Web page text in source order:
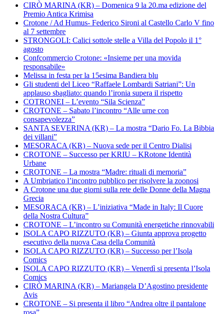
CIRÒ MARINA (KR) – Domenica 9 la 20.ma edizione del
Premio Antica Krimisa
Crotone / Ad Humus- Federico Sironi al Castello Carlo V fino
al 7 settembre
STRONGOLI: Calici sottole stelle a Villa del Popolo il 1°
agosto
Confcommercio Crotone: «Insieme per una movida
responsabile»
Melissa in festa per la 15esima Bandiera blu
Gli studenti del Liceo “Raffaele Lombardi Satriani”: Un
applauso sbagliato: quando l’ironia supera il rispetto
COTRONEI – L’evento “Sila Scienza”
CROTONE – Sabato l’incontro “Alle urne con
consapevolezza”
SANTA SEVERINA (KR) – La mostra “Dario Fo. La Bibbia
dei villani”
MESORACA (KR) – Nuova sede per il Centro Dialisi
CROTONE – Successo per KRIU – KRotone Identità
Urbane
CROTONE – La mostra “Madre: rituali di memoria”
A Umbriatico l’incontro pubblico per risolvere la zoonosi
A Crotone una due giorni sulla rete delle Donne della Magna
Grecia
MESORACA (KR) – L’iniziativa “Made in Italy: Il Cuore
della Nostra Cultura”
CROTONE – L’incontro su Comunità energetiche rinnovabili
ISOLA CAPO RIZZUTO (KR) – Giunta approva progetto
esecutivo della nuova Casa della Comunità
ISOLA CAPO RIZZUTO (KR) – Successo per l’Isola
Comics
ISOLA CAPO RIZZUTO (KR) – Venerdì si presenta l’Isola
Comics
CIRÒ MARINA (KR) – Mariangela D’Agostino presidente
Avis
CROTONE – Si presenta il libro “Andrea oltre il pantalone
rosa”